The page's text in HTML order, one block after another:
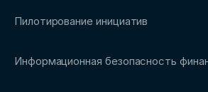
Репозиторий Ассоциации
Пилотирование инициатив
Площадка пилотного тестирования
Информационная безопасность